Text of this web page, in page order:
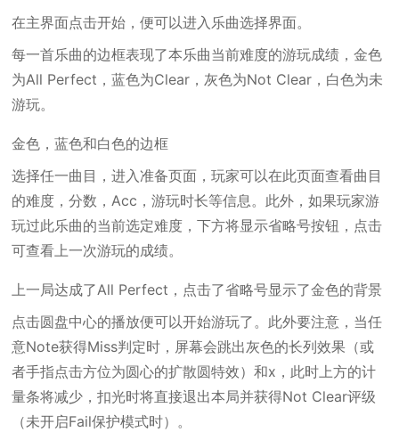
在主界面点击开始，便可以进入乐曲选择界面。
每一首乐曲的边框表现了本乐曲当前难度的游玩成绩，金色
为All Perfect，蓝色为Clear，灰色为Not Clear，白色为未
游玩。
金色，蓝色和白色的边框
选择任一曲目，进入准备页面，玩家可以在此页面查看曲目
的难度，分数，Acc，游玩时长等信息。此外，如果玩家游
玩过此乐曲的当前选定难度，下方将显示省略号按钮，点击
可查看上一次游玩的成绩。
上一局达成了All Perfect，点击了省略号显示了金色的背景
点击圆盘中心的播放便可以开始游玩了。此外要注意，当任
意Note获得Miss判定时，屏幕会跳出灰色的长列效果（或
者手指点击方位为圆心的扩散圆特效）和x，此时上方的计
量条将减少，扣光时将直接退出本局并获得Not Clear评级
（未开启Fail保护模式时）。